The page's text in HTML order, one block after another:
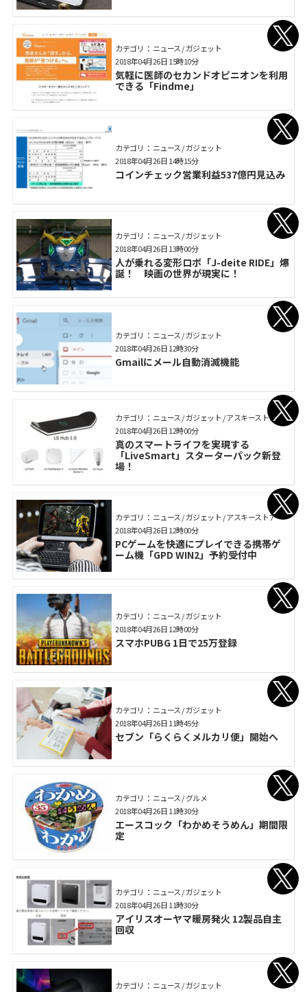
カテゴリ： ニュース / ガジェット
気軽に医師のセカンドオピニオンを利用
できる「Findme」
2018年04月26日 15時10分
カテゴリ： ニュース / ガジェット
コインチェック営業利益537億円見込み
2018年04月26日 14時15分
カテゴリ： ニュース / ガジェット
人が乗れる変形ロボ「J-deite RIDE」爆
誕！ 映画の世界が現実に！
2018年04月26日 13時00分
カテゴリ： ニュース / ガジェット
Gmailにメール自動消滅機能
2018年04月26日 12時30分
カテゴリ： ニュース / ガジェット / アスキーストア
真のスマートライフを実現する
「LiveSmart」スターターパック新登
場！
2018年04月26日 12時00分
カテゴリ： ニュース / ガジェット / アスキーストア
PCゲームを快適にプレイできる携帯ゲ
ーム機「GPD WIN2」予約受付中
2018年04月26日 12時00分
カテゴリ： ニュース / ガジェット
スマホPUBG 1日で25万登録
2018年04月26日 12時00分
カテゴリ： ニュース / ガジェット
セブン「らくらくメルカリ便」開始へ
2018年04月26日 11時45分
カテゴリ： ニュース / グルメ
エースコック「わかめそうめん」期間限
定
2018年04月26日 11時30分
カテゴリ： ニュース / ガジェット
アイリスオーヤマ暖房発火 12製品自主
回収
2018年04月26日 11時30分
カテゴリ： ニュース / ガジェット